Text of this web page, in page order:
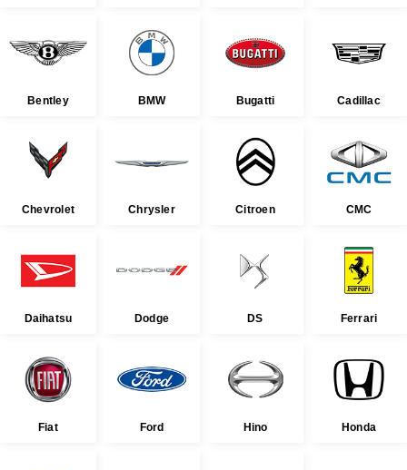
Bentley BMW Bugatti Cadillac
Chevrolet Chrysler Citroen CMC
Daihatsu Dodge DS Ferrari
Fiat Ford Hino Honda